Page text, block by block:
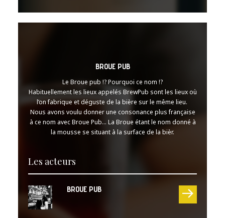
BROUE PUB
Le Broue pub !? Pourquoi ce nom !?
Habituellement les lieux appelés BrewPub sont les lieux où
l’on fabrique et déguste de la bière sur le même lieu.
Nous avons voulu donner une consonance plus française
à ce nom avec Broue Pub… La Broue étant le nom donné à
la mousse se situant à la surface de la bièr.
Les acteurs
BROUE PUB